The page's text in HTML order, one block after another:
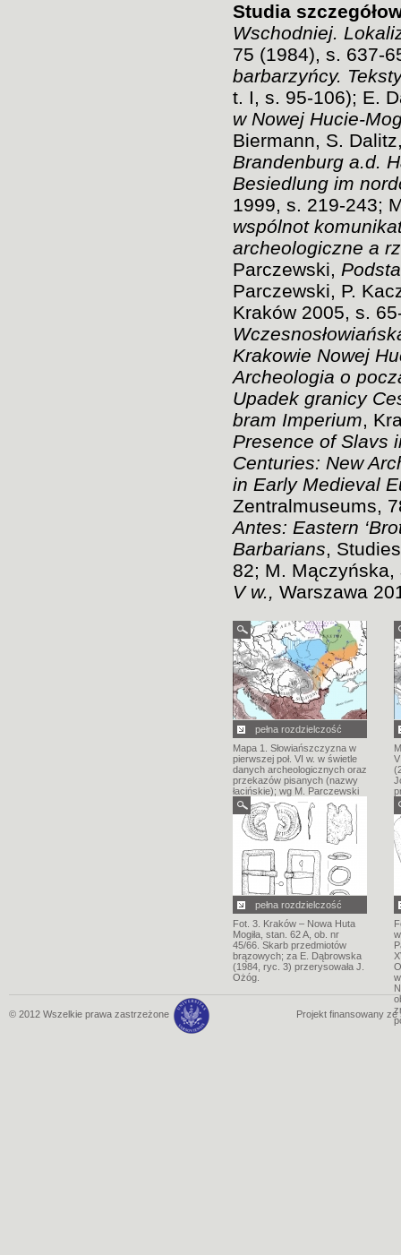
Studia
Wschodniej.
75 (1984), s. 637-
barbarzyńcy.
t. I, s. 95-106); E.
w Nowej Hucie-
Biermann, S.
Brandenburg a.d.
Besiedlung im
1999, s. 219-243;
wspólnot
archeologiczne a
Parczewski,
Parczewski, P.
Kraków 2005, s.
Krakowie Nowej
Archeologia o
Upadek granicy
bram Imperium,
Presence of Slavs
Centuries: New
in Early Medieval
Zentralmuseums,
Antes: Eastern
Barbarians,
82; M. Mączyńska,
V w., Warszawa
pełna rozdzielczość
Mapa 1. Słowiańszczyzna w
pierwszej poł. VI w. w świetle
danych archeologicznych oraz
przekazów pisanych (nazwy
łacińskie); wg M. Parczewski
(2005, ryc. 1), przerysowała I.
Jordan. a – kultura praska; b –
kultura pieńkowska; c –
kultura Kołoczyn; d – kultu
pełna rozdzielczość
Fot. 3. Kraków – Nowa Huta
Mogiła, stan. 62 A, ob. nr
45/66. Skarb przedmiotów
brązowych; za E. Dąbrowska
(1984, ryc. 3) przerysowała J.
Ożóg.
© 2012 Wszelkie prawa zastrzeżone Projekt finansowany